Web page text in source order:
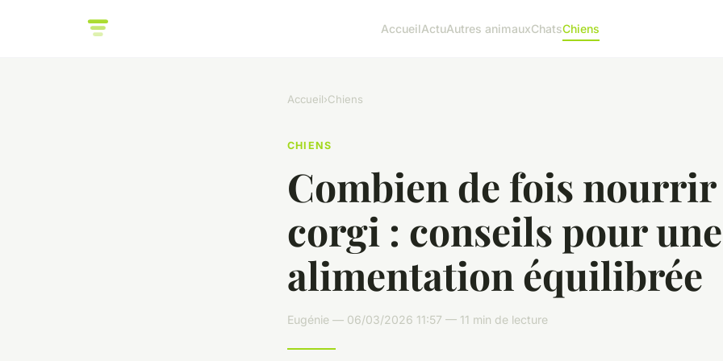
AccueilActuAutres animauxChatsChiens
Accueil›Chiens
CHIENS
Combien de fois
corgi : conseils pour une
alimentation équilibrée
Eugénie — 06/03/2026 11:57 — 11 min de lecture